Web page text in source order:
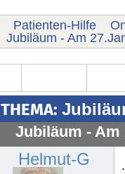
Patienten-Hilfe
Jubiläum - Am
THEMA:
Jubiläum - Am
Helmut-G